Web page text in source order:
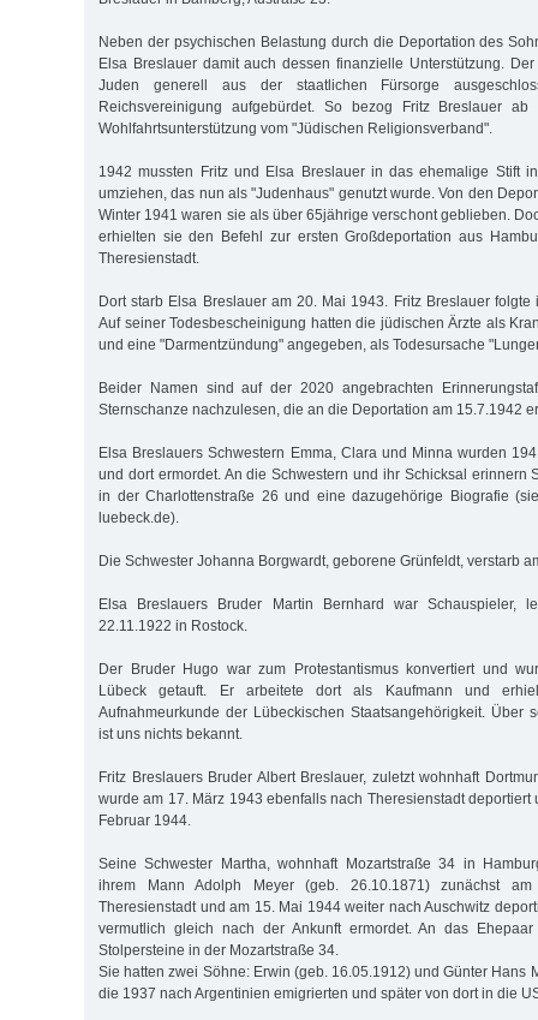
Neben der psychischen Belastung durch die Deportation des
Elsa Breslauer damit auch dessen finanzielle Unterstützung.
Juden generell aus der staatlichen Fürsorge
Reichsvereinigung aufgebürdet. So bezog Fritz Breslauer
Wohlfahrtsunterstützung vom "Jüdischen Religionsverband".
1942 mussten Fritz und Elsa Breslauer in das ehemalige Stift
umziehen, das nun als "Judenhaus" genutzt wurde. Von den
Winter 1941 waren sie als über 65jährige verschont geblieben.
erhielten sie den Befehl zur ersten Großdeportation aus
Theresienstadt.
Dort starb Elsa Breslauer am 20. Mai 1943. Fritz Breslauer folgte
Auf seiner Todesbescheinigung hatten die jüdischen Ärzte als
und eine "Darmentzündung" angegeben, als Todesursache
Beider Namen sind auf der 2020 angebrachten
Sternschanze nachzulesen, die an die Deportation am 15.7.1942
Elsa Breslauers Schwestern Emma, Clara und Minna wurden
und dort ermordet. An die Schwestern und ihr Schicksal erinnern
in der Charlottenstraße 26 und eine dazugehörige Biografie
luebeck.de).
Die Schwester Johanna Borgwardt, geborene Grünfeldt, verstarb
Elsa Breslauers Bruder Martin Bernhard war Schauspieler,
22.11.1922 in Rostock.
Der Bruder Hugo war zum Protestantismus konvertiert und
Lübeck getauft. Er arbeitete dort als Kaufmann und
Aufnahmeurkunde der Lübeckischen Staatsangehörigkeit. Über
ist uns nichts bekannt.
Fritz Breslauers Bruder Albert Breslauer, zuletzt wohnhaft
wurde am 17. März 1943 ebenfalls nach Theresienstadt deportiert
Februar 1944.
Seine Schwester Martha, wohnhaft Mozartstraße 34 in
ihrem Mann Adolph Meyer (geb. 26.10.1871) zunächst
Theresienstadt und am 15. Mai 1944 weiter nach Auschwitz
vermutlich gleich nach der Ankunft ermordet. An das
Stolpersteine in der Mozartstraße 34.
Sie hatten zwei Söhne: Erwin (geb. 16.05.1912) und Günter Hans
die 1937 nach Argentinien emigrierten und später von dort in die